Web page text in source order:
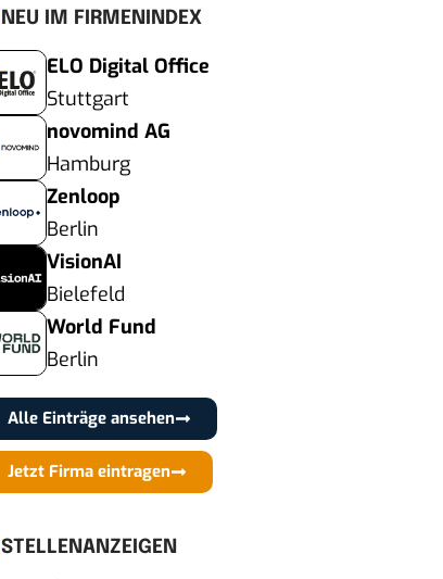
NEU IM FIRMENINDEX
ELO Digital Office
Stuttgart
novomind AG
Hamburg
Zenloop
Berlin
VisionAI
Bielefeld
World Fund
Berlin
Alle Einträge ansehen
Jetzt Firma eintragen
STELLENANZEIGEN